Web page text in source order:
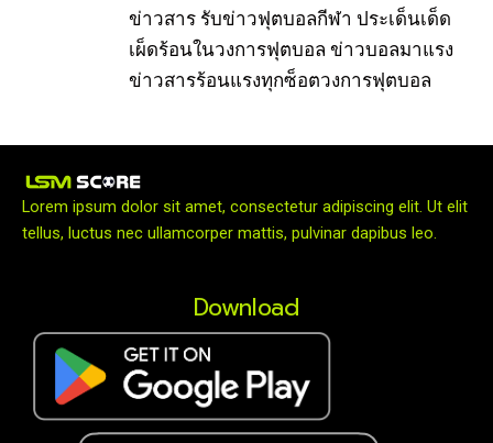
ข่าวสาร รับข่าวฟุตบอลกีฬา ประเด็นเด็ด
เผ็ดร้อนในวงการฟุตบอล ข่าวบอลมาแรง
ข่าวสารร้อนแรงทุกซ็อตวงการฟุตบอล
Lorem ipsum dolor sit amet, consectetur adipiscing elit. Ut elit
tellus, luctus nec ullamcorper mattis, pulvinar dapibus leo.
Download